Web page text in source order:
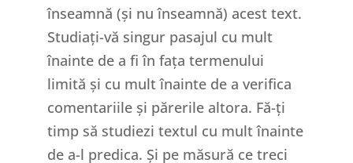
înseamnă (și nu înseamnă) acest text.
Studiați-vă singur pasajul cu mult
înainte de a fi în fața termenului
limită și cu mult înainte de a verifica
comentariile și părerile altora. Fă-ți
timp să studiezi textul cu mult înainte
de a-l predica. Și pe măsură ce treci